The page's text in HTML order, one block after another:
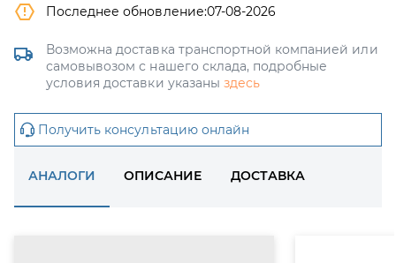
Последнее обновление:07-08-2026
Возможна доставка транспортной компанией или
самовывозом с нашего склада, подробные
условия доставки указаны здесь
Получить консультацию онлайн
АНАЛОГИ ОПИСАНИЕ ДОСТАВКА